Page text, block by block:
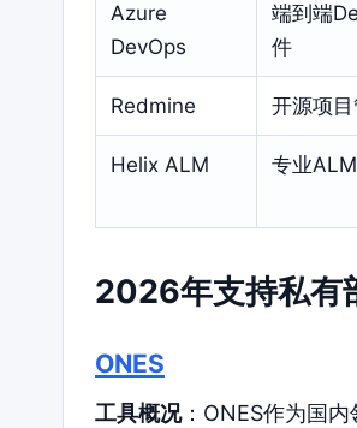
Azure
DevOps
端到端
件
Redmine 开源项
Helix ALM 专业
2026年支持私有
ONES
工具概况：ONES作为国